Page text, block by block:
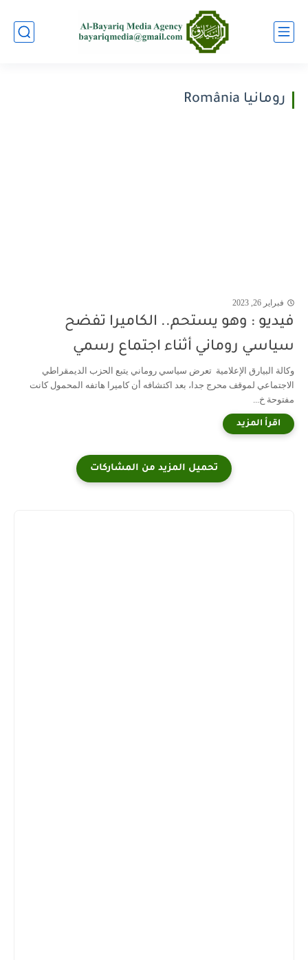
رومانيا România
فبراير 26, 2023
فيديو : وهو يستحم.. الكاميرا تفضح
سياسي روماني أثناء اجتماع رسمي
وكالة البيارق الإعلامية تعرض سياسي روماني يتبع الحزب الديمقراطي
الاجتماعي لموقف محرج جدا، بعد اكتشافه أن كاميرا هاتفه المحمول كانت
مفتوحة خ...